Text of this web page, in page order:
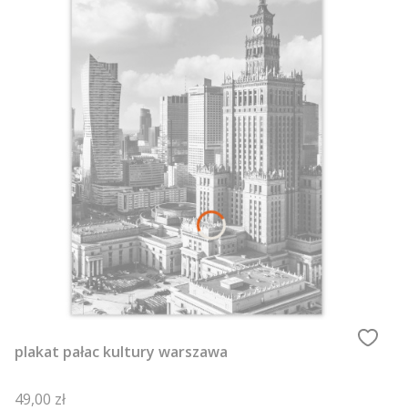
plakat pałac kultury warszawa
Cena
49,00 zł